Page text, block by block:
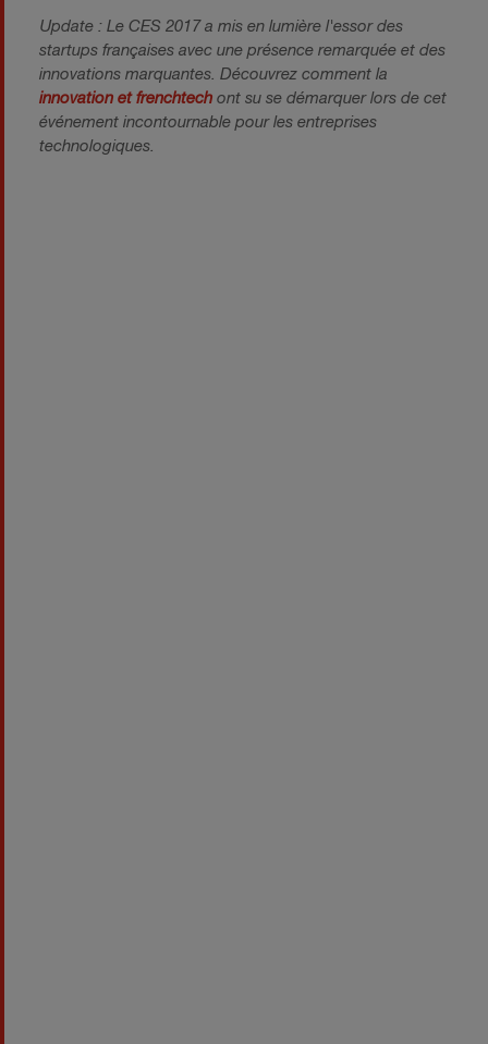
Update : Le CES 2017 a mis en lumière l'essor des
startups françaises avec une présence remarquée et des
innovations marquantes. Découvrez comment la
innovation et frenchtech ont su se démarquer lors de cet
événement incontournable pour les entreprises
technologiques.